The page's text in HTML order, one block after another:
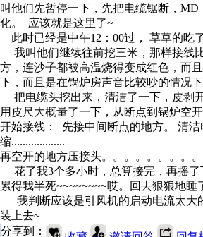
叫他们先暂停一下，先把电缆锯断，
化。 应该就是这里了~
此时已经是中午12：00过， 草草的吃
我叫他们继续往前挖三米，那样接线
方，连沙子都被高温烧得变成红色，而
下，而且是在锅炉房声音比较吵的情况
把电缆头挖出来，清洁了一下，皮剥
用皮尺大概量了一下，从断点到锅炉空开
开始接线： 先接中间断点的地方。 清
缩...................
再空开的地方压接头。。。。。。。。。
花了我3个多小时，总算接完，再摇
累得我半死~~~~~~~~哎。回去狠狠地睡
我判断应该是引风机的启动电流太大
装上去~
分享到：